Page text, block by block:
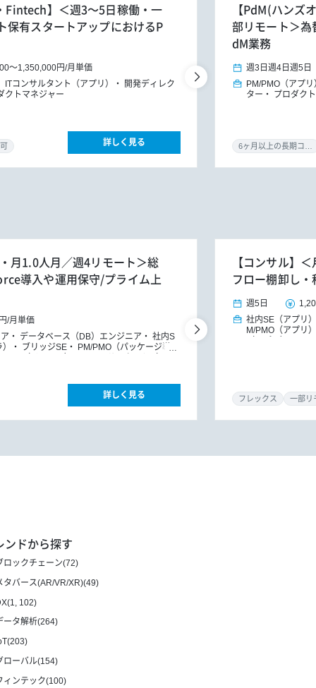
Fintech】＜週3～5日稼働・一
保有スタートアップにおけるP
～1,350,000円/月単価
ITコンサルタント（アプリ）
開発ディレク
クトマネジャー
詳しく見る
【PdM(ハンズ
部リモート＞
dM業務
週3日 週4日 週5日
PM/PMO（アプリ
ター
プロダク
月1.0人月／週4リモート＞総
導入や運用保守/プライム上
/月単価
データベース（DB）エンジニア
社内S
ブリッジSE
PM/PMO（パッケージ導
詳しく見る
【コンサル】
フロー棚卸し
週5日
社内SE（アプリ）
M/PMO（アプリ）
フレックス 一部リ
ンドから探す
ロックチェーン(72)
タバース(AR/VR/XR)(49)
102)
ータ解析(264)
ローバル(154)
ィンテック(100)